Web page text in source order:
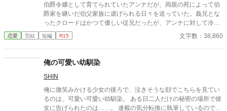
伯爵令嬢として育てられていたアンナだが、両親の死によって伯
爵家を継いだ伯父家族に虐げられる日々を送っていた。義兄とな
ったクロードはかつて優しい従兄だったが、アンナに対して冷淡
な態度を取るようになる。 そんな中16歳の誕生日を迎えたアンナ
には縁談の話が持ち上がると、クロードは突然アンナとの婚約を
募らせるアンナは、クロードのある一言をきっかけにパニックに
目を覚ますと見知らぬ男性が傍にいた。同じ名前の少女と中身が
入れ替わってしまったと悟る。正直に話せば追い出されるか病院
行きだと考えた杏奈は記憶喪失の振りをするが……。
恋愛 完結 短編 R15 文字数：38,860
俺の可愛い幼馴染
SHIN
俺に微笑みかける少女の後ろで、泣きそうな顔でこちらを見てい
るのは、可愛い可愛い幼馴染。 ある日二人だけの秘密の場所で彼
女に告げられたのは……。 連載の気分転換に執筆しているので鈍